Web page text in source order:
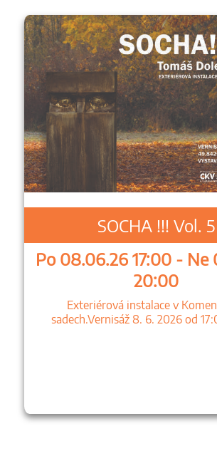
SOCHA !!! Vol. 5
Po 08.06.26 17:00 - Ne
20:00
Exteriérová instalace v
sadech.Vernisáž 8. 6. 2026 od